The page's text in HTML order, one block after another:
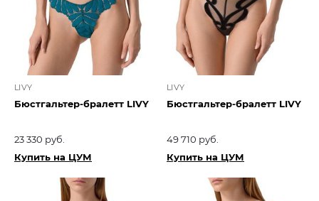
LIVY
Бюстгальтер-бралетт LIVY
23 330 руб.
Купить на ЦУМ
LIVY
Бюстгальтер-бралетт LIVY
49 710 руб.
Купить на ЦУМ